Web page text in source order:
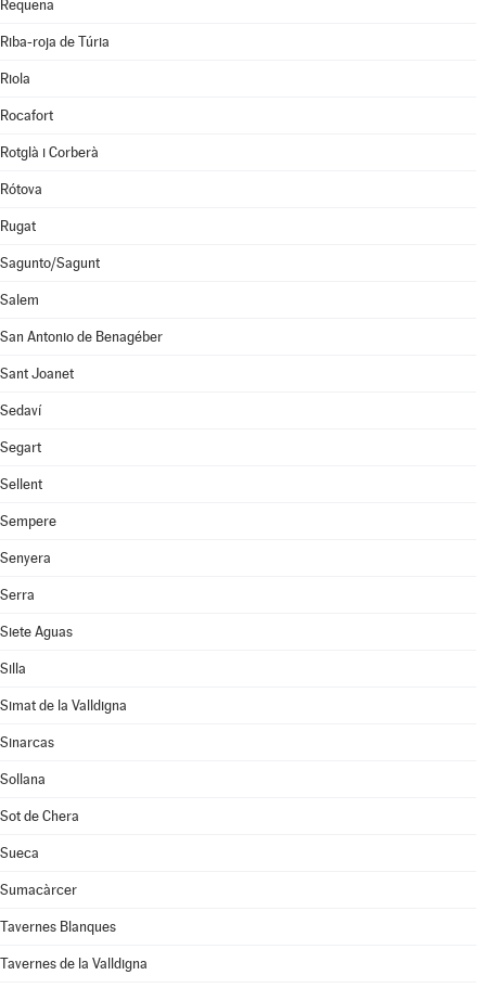
Requena
Riba-roja de Túria
Riola
Rocafort
Rotglà i Corberà
Rótova
Rugat
Sagunto/Sagunt
Salem
San Antonio de Benagéber
Sant Joanet
Sedaví
Segart
Sellent
Sempere
Senyera
Serra
Siete Aguas
Silla
Simat de la Valldigna
Sinarcas
Sollana
Sot de Chera
Sueca
Sumacàrcer
Tavernes Blanques
Tavernes de la Valldigna